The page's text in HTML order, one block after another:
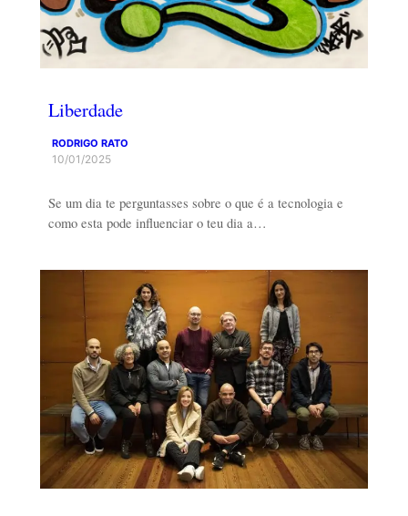
Liberdade
RODRIGO RATO
10/01/2025
Se um dia te perguntasses sobre o que é a tecnologia e
como esta pode influenciar o teu dia a…